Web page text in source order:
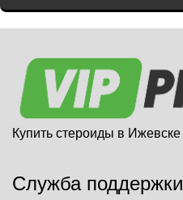
Купить стероиды в Ижевске
Служба поддержки